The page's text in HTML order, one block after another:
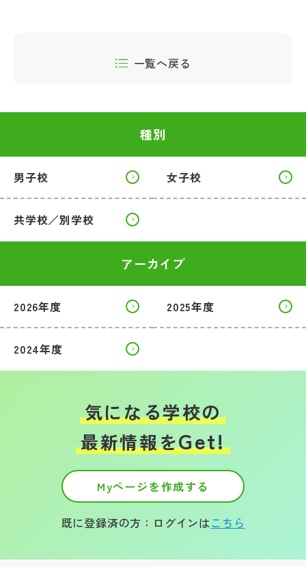
一覧へ戻る
種別
男子校 女子校
共学校／別学校
アーカイブ
2026年度 2025年度
2024年度
気になる学校の
最新情報をGet!
Myページを作成する
既に登録済の方：ログインはこちら